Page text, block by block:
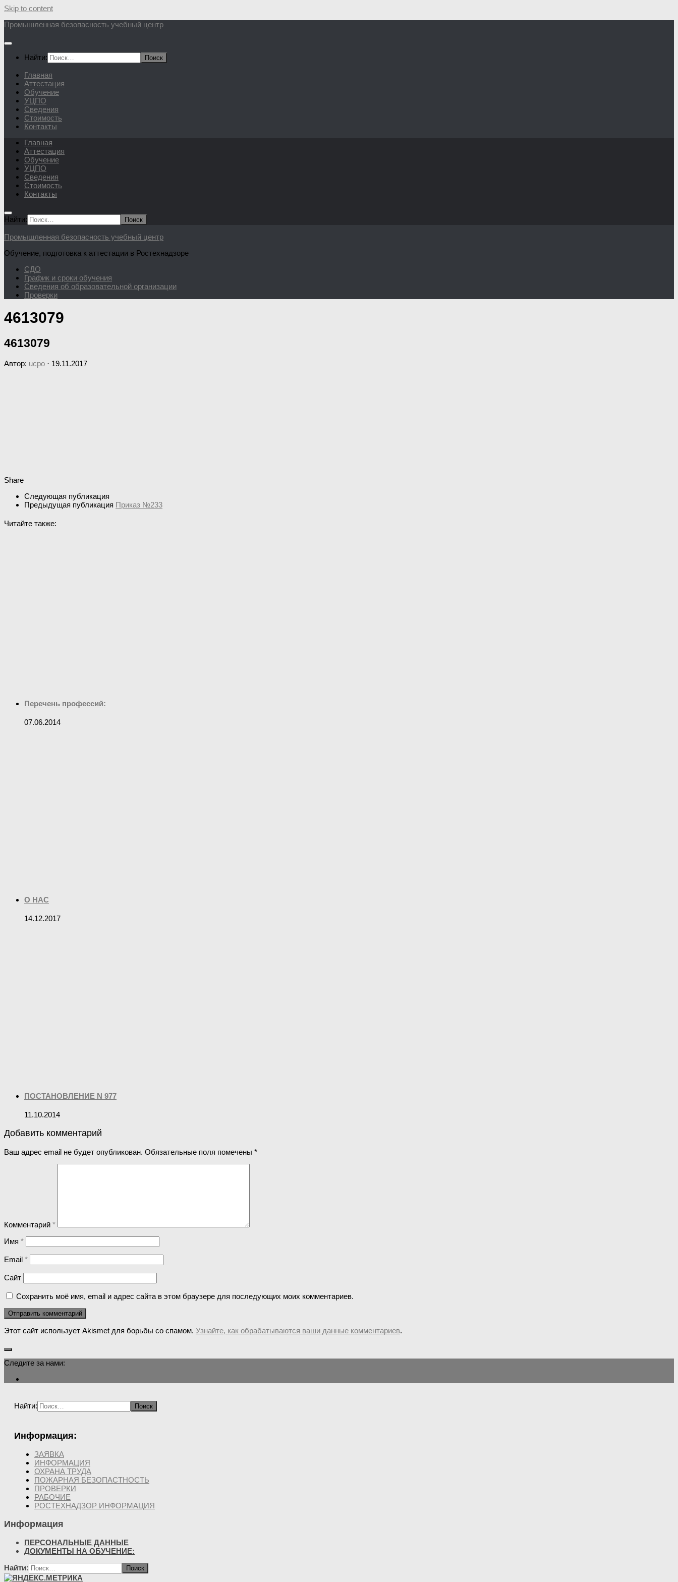
Skip to content
Промышленная безопасность учебный центр
Найти:
Главная
Аттестация
Обучение
УЦПО
Сведения
Стоимость
Контакты
Главная
Аттестация
Обучение
УЦПО
Сведения
Стоимость
Контакты
Найти:
Промышленная безопасность учебный центр
Обучение, подготовка к аттестации в Ростехнадзоре
СДО
График и сроки обучения
Сведения об образовательной организации
Проверки
4613079
4613079
Автор: ucpo · 19.11.2017
Share
Следующая публикация
Предыдущая публикация Приказ №233
Читайте также:
Перечень профессий:
07.06.2014
О НАС
14.12.2017
ПОСТАНОВЛЕНИЕ N 977
11.10.2014
Добавить комментарий
Ваш адрес email не будет опубликован. Обязательные поля помечены *
Комментарий *
Имя *
Email *
Сайт
Сохранить моё имя, email и адрес сайта в этом браузере для последующих моих комментариев.
Этот сайт использует Akismet для борьбы со спамом. Узнайте, как обрабатываются ваши данные комментариев.
Следите за нами:
Найти:
Информация:
ЗАЯВКА
ИНФОРМАЦИЯ
ОХРАНА ТРУДА
ПОЖАРНАЯ БЕЗОПАСТНОСТЬ
ПРОВЕРКИ
РАБОЧИЕ
РОСТЕХНАДЗОР ИНФОРМАЦИЯ
Информация
ПЕРСОНАЛЬНЫЕ ДАННЫЕ
ДОКУМЕНТЫ НА ОБУЧЕНИЕ:
Найти: